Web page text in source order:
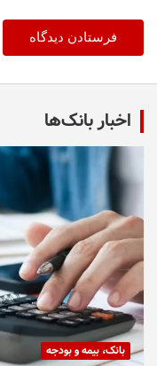
اخبار بانک‌ها
بانک، بیمه و بودجه